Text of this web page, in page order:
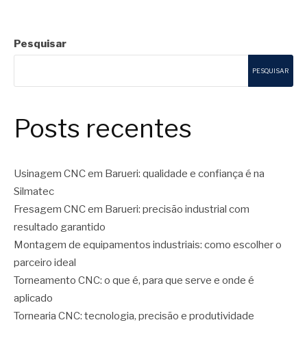
Pesquisar
PESQUISAR
Posts recentes
Usinagem CNC em Barueri: qualidade e confiança é na
Silmatec
Fresagem CNC em Barueri: precisão industrial com
resultado garantido
Montagem de equipamentos industriais: como escolher o
parceiro ideal
Torneamento CNC: o que é, para que serve e onde é
aplicado
Tornearia CNC: tecnologia, precisão e produtividade